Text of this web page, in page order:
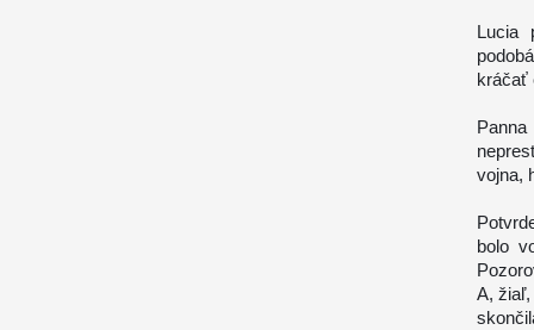
Lucia
kráčať
vojna,
bolo
A, žiaľ,